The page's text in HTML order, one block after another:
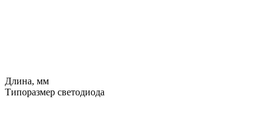
Длина, мм
Типоразмер светодиода